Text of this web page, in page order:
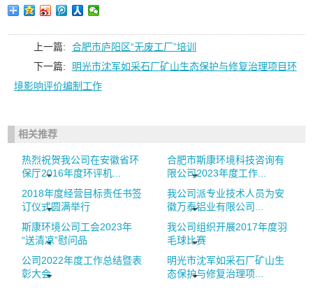
上一篇:
合肥市庐阳区“无废工厂”培训
下一篇:
明光市沈军如采石厂矿山生态保护与修复治理项目环
境影响评价编制工作
相关推荐
热烈祝贺我公司在安徽省环
保厅2016年度环评机...
合肥市斯康环境科技咨询有
限公司2023年度工作...
2018年度经营目标责任书签
订仪式圆满举行
我公司派专业技术人员为安
徽万泰铝业有限公司...
斯康环境公司工会2023年
“送清凉”慰问品
我公司组织开展2017年度羽
毛球比赛
公司2022年度工作总结暨表
彰大会
明光市沈军如采石厂矿山生
态保护与修复治理项...